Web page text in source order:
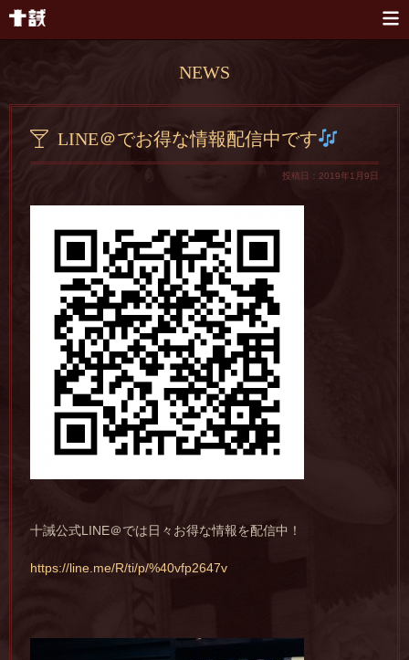
NEWS
LINE＠でお得な情報配信中です
投稿日：2019年1月9日
十誡公式LINE＠では日々お得な情報を配信中！
https://line.me/R/ti/p/%40vfp2647v